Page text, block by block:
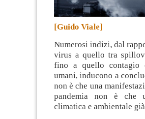
[Guido Viale]
Numerosi indizi, dal
virus a quello tra
fino a quello contagio
umani, inducono a
non è che una
pandemia non è che
climatica e ambientale